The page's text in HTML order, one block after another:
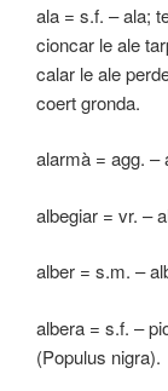
ala = s.f. – ala;
cioncar le ale
calar le ale
coert gronda.
alarmà = agg. –
albegiar = vr. –
alber = s.m. –
albera = s.f. –
(Populus nigra).